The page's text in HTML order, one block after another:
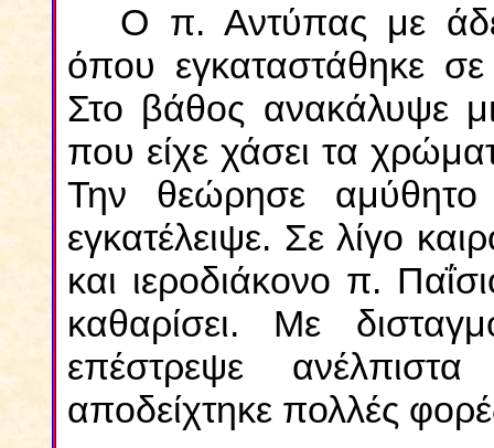
Ο π. Αντύπας με
όπου εγκαταστάθηκε
Στο βάθος ανακάλυψε
που είχε χάσει τα
Την θεώρησε
εγκατέλειψε. Σε λίγο
και ιεροδιάκονο π.
καθαρίσει. Με
επέστρεψε
αποδείχτηκε πολλές